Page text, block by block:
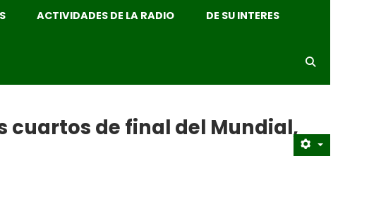
ACTIVIDADES DE LA RADIO DE SU INTERES
cuartos de final del Mundial,